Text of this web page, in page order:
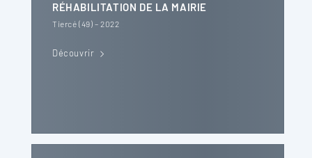
RÉHABILITATION DE LA MAIRIE
Tiercé (49) – 2022
Découvrir